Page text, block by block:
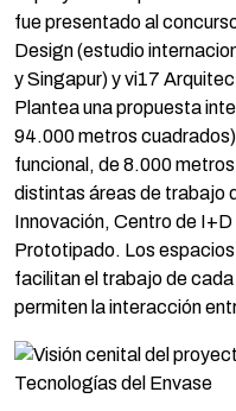
fue presentado al
Design (estudio
y Singapur) y vi17
Plantea una propuesta
94.000 metros
funcional, de 8.000
distintas áreas de trabajo
Innovación, Centro de
Prototipado. Los
facilitan el trabajo de
permiten la interacción